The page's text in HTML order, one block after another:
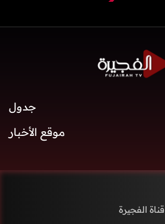
جدول
موقع الأخبار
قناة الفجيرة